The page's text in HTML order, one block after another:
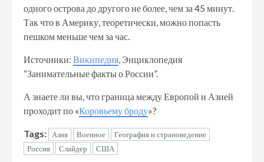
одного острова до другого не более, чем за 45 минут.
Так что в Америку, теоретически, можно попасть
пешком меньше чем за час.
Источники: Википедия, Энциклопедия
“Занимательные факты о России”.
А знаете ли вы, что граница между Европой и Азией
проходит по «Коровьему броду»?
Tags: Азия Военное
География и страноведение
Россия
Слайдер США